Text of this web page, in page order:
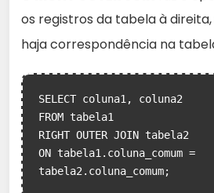
os registros da tabela à
haja correspondência na
SELECT coluna1, coluna2
FROM tabela1
RIGHT OUTER JOIN tabela2
ON tabela1.coluna_comum =
tabela2.coluna_comum;